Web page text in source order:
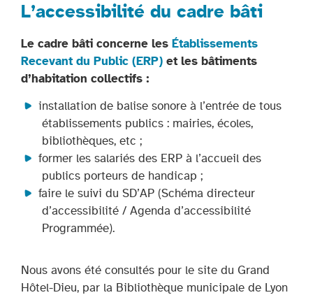
L’accessibilité du cadre bâti
Le cadre bâti concerne les Établissements
Recevant du Public (ERP) et les bâtiments
d’habitation collectifs :
installation de balise sonore à l’entrée de tous
établissements publics : mairies, écoles,
bibliothèques, etc ;
former les salariés des ERP à l’accueil des
publics porteurs de handicap ;
faire le suivi du SD’AP (Schéma directeur
d’accessibilité / Agenda d’accessibilité
Programmée).
Nous avons été consultés pour le site du Grand
Hôtel-Dieu, par la Bibliothèque municipale de Lyon